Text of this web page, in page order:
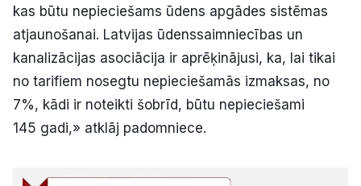
kas būtu nepieciešams ūdens apgādes sistēmas
atjaunošanai. Latvijas ūdenssaimniecības un
kanalizācijas asociācija ir aprēķinājusi, ka, lai tikai
no tarifiem nosegtu nepieciešamās izmaksas, no
7%, kādi ir noteikti šobrīd, būtu nepieciešami
145 gadi,» atklāj padomniece.